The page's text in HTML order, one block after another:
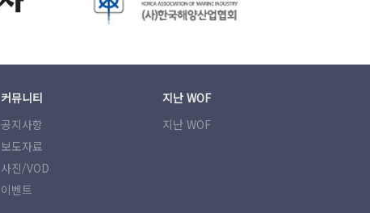
커뮤니티
공지사항
보도자료
사진/VOD
이벤트
지난 WOF
지난 WOF